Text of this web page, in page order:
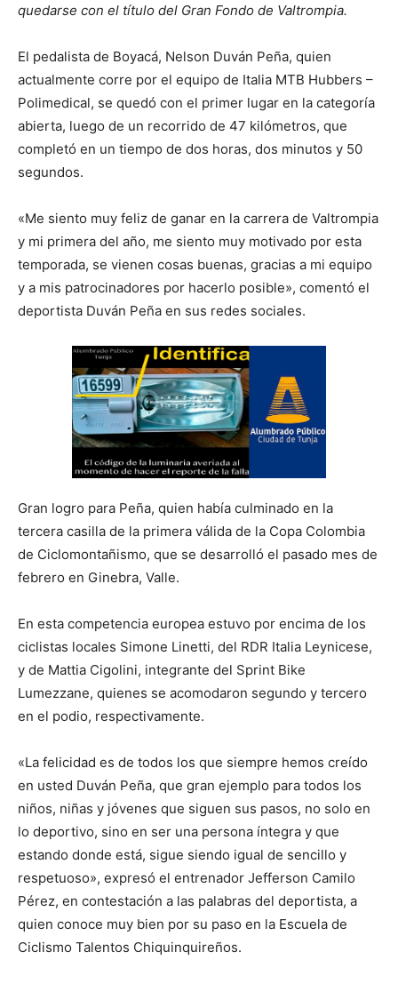
quedarse con el título del Gran Fondo de Valtrompia.
El pedalista de Boyacá, Nelson Duván Peña, quien
actualmente corre por el equipo de Italia MTB Hubbers –
Polimedical, se quedó con el primer lugar en la categoría
abierta, luego de un recorrido de 47 kilómetros, que
completó en un tiempo de dos horas, dos minutos y 50
segundos.
«Me siento muy feliz de ganar en la carrera de Valtrompia
y mi primera del año, me siento muy motivado por esta
temporada, se vienen cosas buenas, gracias a mi equipo
y a mis patrocinadores por hacerlo posible», comentó el
deportista Duván Peña en sus redes sociales.
Gran logro para Peña, quien había culminado en la
tercera casilla de la primera válida de la Copa Colombia
de Ciclomontañismo, que se desarrolló el pasado mes de
febrero en Ginebra, Valle.
En esta competencia europea estuvo por encima de los
ciclistas locales Simone Linetti, del RDR Italia Leynicese,
y de Mattia Cigolini, integrante del Sprint Bike
Lumezzane, quienes se acomodaron segundo y tercero
en el podio, respectivamente.
«La felicidad es de todos los que siempre hemos creído
en usted Duván Peña, que gran ejemplo para todos los
niños, niñas y jóvenes que siguen sus pasos, no solo en
lo deportivo, sino en ser una persona íntegra y que
estando donde está, sigue siendo igual de sencillo y
respetuoso», expresó el entrenador Jefferson Camilo
Pérez, en contestación a las palabras del deportista, a
quien conoce muy bien por su paso en la Escuela de
Ciclismo Talentos Chiquinquireños.